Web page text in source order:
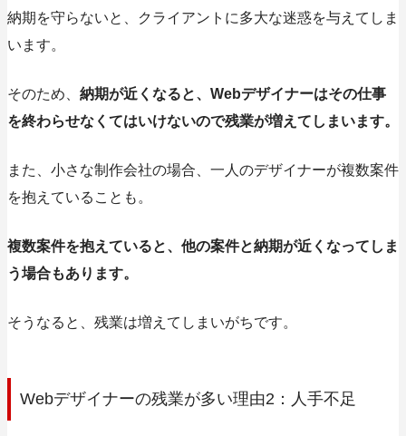
納期を守らないと、クライアントに多大な迷惑を与えてしま
います。
そのため、 納期が近くなると、Webデザイナーはその仕事
を終わらせなくてはいけないので残業が増えてしまいます。
また、小さな制作会社の場合、一人のデザイナーが複数案件
を抱えていることも。
複数案件を抱えていると、他の案件と納期が近くなってしま
う場合もあります。
そうなると、残業は増えてしまいがちです。
Webデザイナーの残業が多い理由2：人手不足